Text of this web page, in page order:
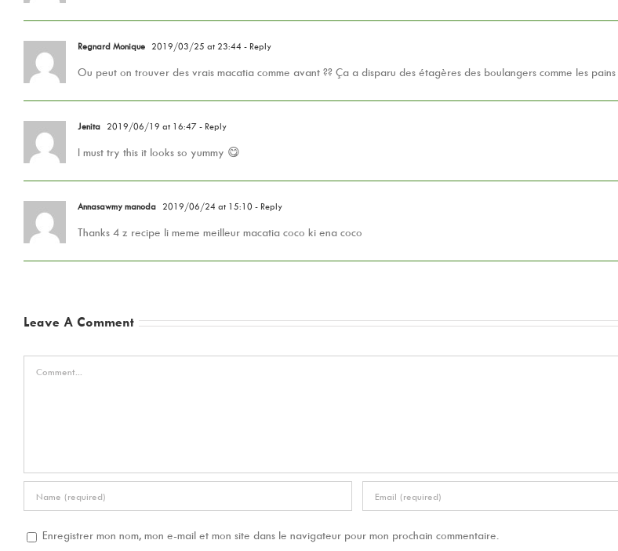
Regnard Monique 2019/03/25 at 23:44 - Reply
Ou peut on trouver des vrais macatia comme avant ?? Ça a disparu des étagères des boulangers comme les pains
Jenita 2019/06/19 at 16:47 - Reply
I must try this it looks so yummy 😋
Annasawmy manoda 2019/06/24 at 15:10 - Reply
Thanks 4 z recipe li meme meilleur macatia coco ki ena coco
Leave A Comment
Enregistrer mon nom, mon e-mail et mon site dans le navigateur pour mon prochain commentaire.